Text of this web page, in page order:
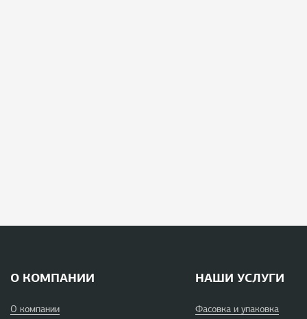
О КОМПАНИИ
О компании
НАШИ УСЛУГИ
Фасовка и упаковка